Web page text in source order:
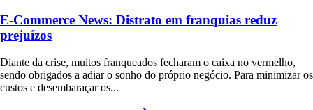
E-Commerce News: Distrato em franquias reduz
prejuízos
Diante da crise, muitos franqueados fecharam o caixa no vermelho,
sendo obrigados a adiar o sonho do próprio negócio. Para minimizar os
custos e desembaraçar os...